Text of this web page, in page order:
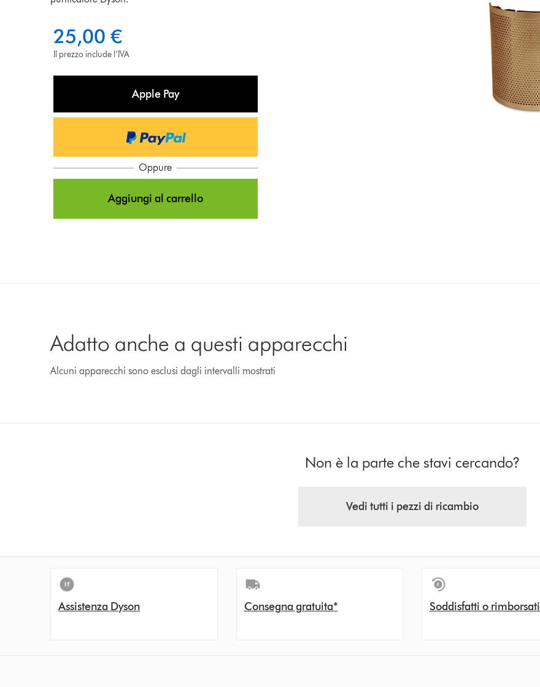
25,00 €
Il prezzo include l’IVA
Apple Pay
Oppure
Aggiungi al carrello
Adatto anche a questi apparecchi
Alcuni apparecchi sono esclusi dagli intervalli mostrati
Non è la parte che stavi cercando?
Vedi tutti i pezzi di ricambio
Assistenza Dyson Consegna gratuita* Soddisfatti o rimborsati